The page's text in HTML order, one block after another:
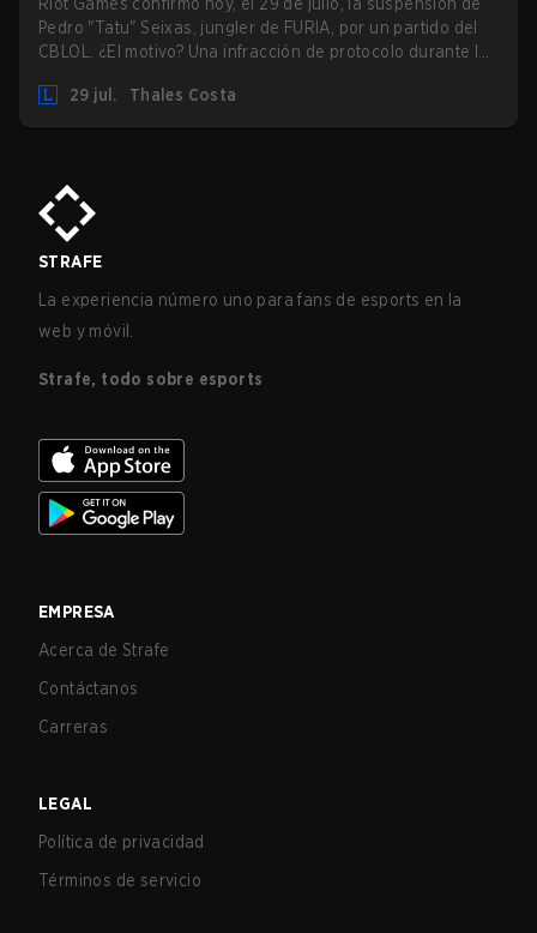
Pedro "Tatu" Seixas, jungler de FURIA, por un partido del
CBLOL. ¿El motivo? Una infracción de protocolo durante la
29 jul.
Thales Costa
STRAFE
La experiencia número uno para fans de esports en la
web y móvil.
Strafe, todo sobre esports
EMPRESA
Acerca de Strafe
Contáctanos
Carreras
LEGAL
Política de privacidad
Términos de servicio